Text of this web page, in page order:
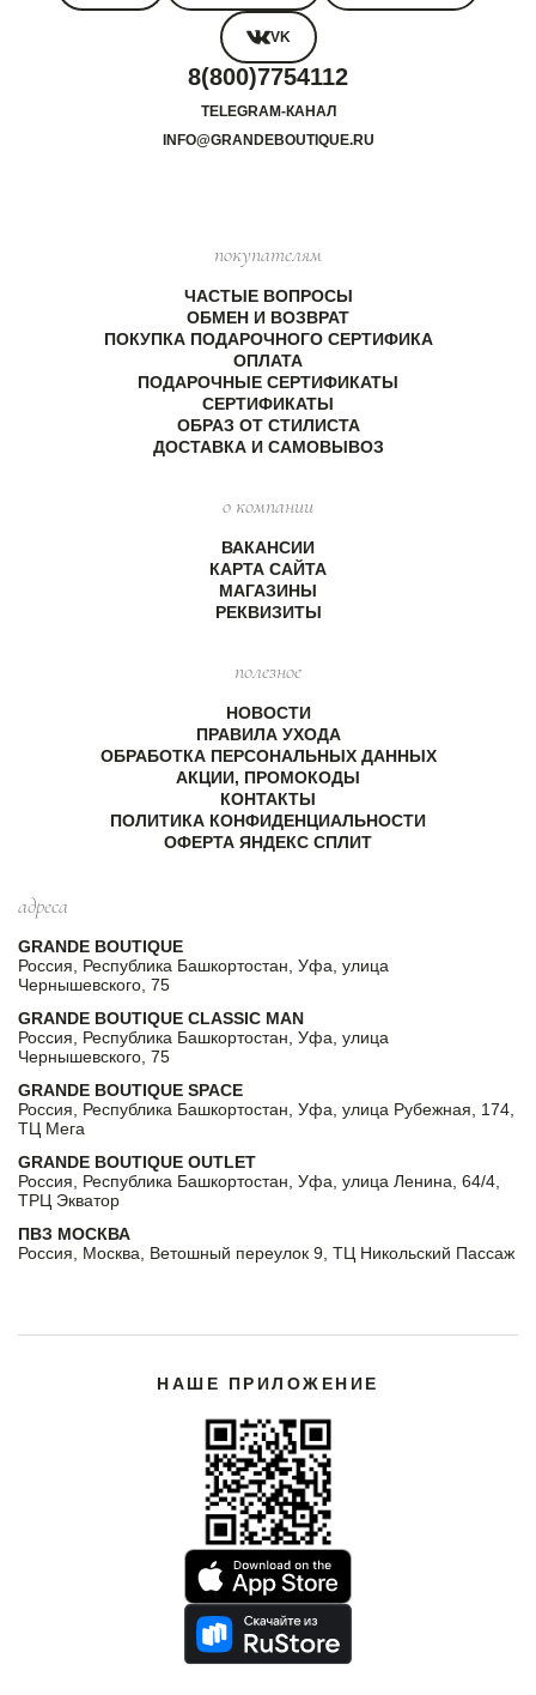
VK
8(800)7754112
TELEGRAM-КАНАЛ
INFO@GRANDEBOUTIQUE.RU
покупателям
ЧАСТЫЕ ВОПРОСЫ
ОБМЕН И ВОЗВРАТ
ПОКУПКА ПОДАРОЧНОГО СЕРТИФИКА
ОПЛАТА
ПОДАРОЧНЫЕ СЕРТИФИКАТЫ
СЕРТИФИКАТЫ
ОБРАЗ ОТ СТИЛИСТА
ДОСТАВКА И САМОВЫВОЗ
о компании
ВАКАНСИИ
КАРТА САЙТА
МАГАЗИНЫ
РЕКВИЗИТЫ
полезное
НОВОСТИ
ПРАВИЛА УХОДА
ОБРАБОТКА ПЕРСОНАЛЬНЫХ ДАННЫХ
АКЦИИ, ПРОМОКОДЫ
КОНТАКТЫ
ПОЛИТИКА КОНФИДЕНЦИАЛЬНОСТИ
ОФЕРТА ЯНДЕКС СПЛИТ
адреса
GRANDE BOUTIQUE
Россия, Республика Башкортостан, Уфа, улица
Чернышевского, 75
GRANDE BOUTIQUE CLASSIC MAN
Россия, Республика Башкортостан, Уфа, улица
Чернышевского, 75
GRANDE BOUTIQUE SPACE
Россия, Республика Башкортостан, Уфа, улица Рубежная, 174,
ТЦ Мега
GRANDE BOUTIQUE OUTLET
Россия, Республика Башкортостан, Уфа, улица Ленина, 64/4,
ТРЦ Экватор
ПВЗ МОСКВА
Россия, Москва, Ветошный переулок 9, ТЦ Никольский Пассаж
НАШЕ ПРИЛОЖЕНИЕ